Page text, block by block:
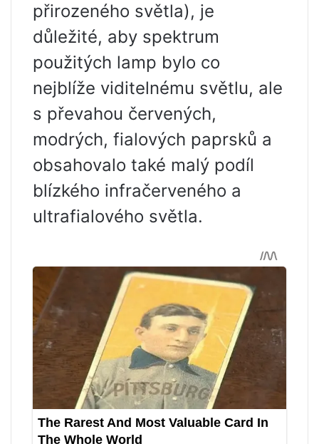
přirozeného světla), je
důležité, aby spektrum
použitých lamp bylo co
nejblíže viditelnému světlu, ale
s převahou červených,
modrých, fialových paprsků a
obsahovalo také malý podíl
blízkého infračerveného a
ultrafialového světla.